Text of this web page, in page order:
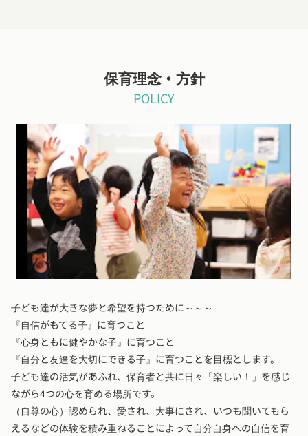
保育理念・方針
POLICY
子ども達が大きな夢と希望を持つために～～～
『自信がもてる子』に育つこと
『心身ともに健やかな子』に育つこと
『自分と友達を大切にできる子』に育つことを目標とします。
子ども達の活気があふれ、保育者と共に日々「楽しい！」を感じ
ながら4つの心を育める場所です。
（自尊の心）認められ、愛され、大事にされ、いつも聞いてもら
えるなどの体験を積み重ねることによって自分自身への自信を育